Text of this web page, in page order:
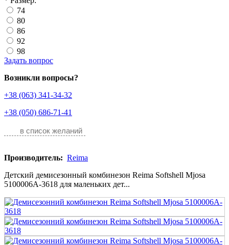
74
80
86
92
98
Задать вопрос
Возникли вопросы?
+38 (063) 341-34-32
+38 (050) 686-71-41
в список желаний
Производитель: Reima
Детский демисезонный комбинезон Reima Softshell Mjosa
5100006A-3618 для маленьких дет...